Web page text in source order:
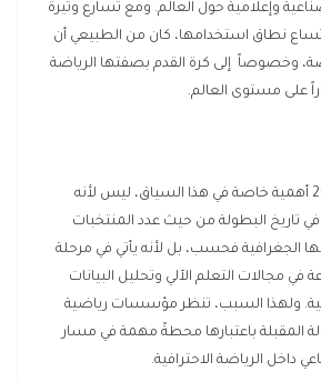
وإعلامية حول العالم. ومع تسارع وتيرة
نطاق استخدامها، كان من الطبيعي أن
وخصوصاً إلى كرة القدم بصفتها الرياضة
على مستوى العالم.
ويكتسب مونديال 2026 أهمية خاصة في هذا السياق، ليس لأنه
تاريخ البطولة من حيث عدد المنتخبات
الجغرافية فحسب، بل لأنه يأتي في مرحلة
مجالات التعلم الآلي وتحليل البيانات
ولهذا السبب، تنظر مؤسسات رياضية
المقبلة باعتبارها محطةً مهمة في مسار
داخل الرياضة الاحترافية.